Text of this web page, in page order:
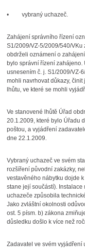
• vybraný uchazeč.
Zahájení správního řízení
S1/2009/VZ-5/2009/540/
obdrželi oznámení o
bylo správní řízení
usnesením č. j. S1/2009/VZ-
mohli navrhovat důkazy,
lhůtu, ve které se mohli
Ve stanovené lhůtě Úřad
20.1.2009, které bylo Úřadu
poštou, a vyjádření
dne 22.1.2009.
Vybraný uchazeč ve svém
rozšíření původní zakázky,
vestavěného nábytku dojde
stane její součástí).
uchazeče způsobila
Jako zvláštní okolnosti
ost. 5 písm. b) zákona
důsledku došlo k více než
Zadavatel ve svém vyjádření